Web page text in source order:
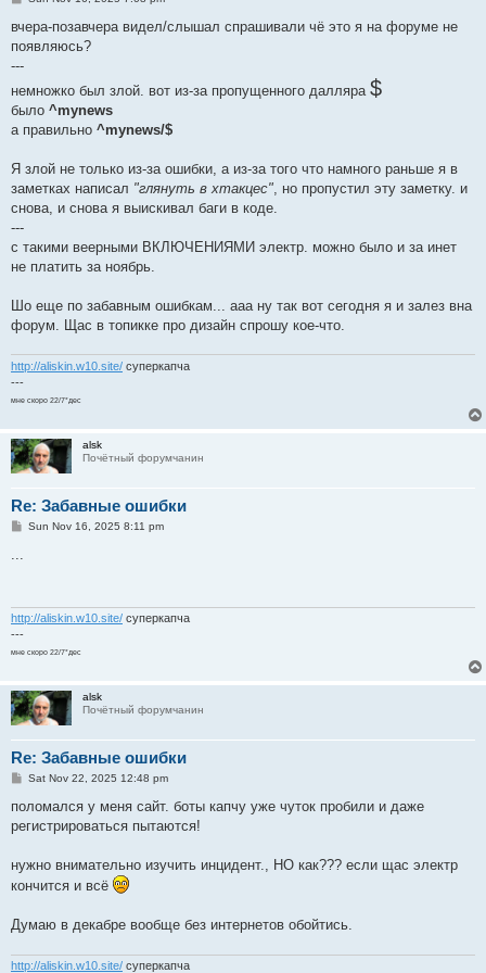
s
вчера-позавчера видел/слышал спрашивали чё это я на форуме не
появляюсь?
---
немножко был злой. вот из-за пропущенного далляра $
было ^mynews
а правильно ^mynews/$
Я злой не только из-за ошибки, а из-за того что намного раньше я в
заметках написал "глянуть в хтакцес" , но пропустил эту заметку. и
снова, и снова я выискивал баги в коде.
---
с такими веерными ВКЛЮЧЕНИЯМИ электр. можно было и за инет
не платить за ноябрь.
Шо еще по забавным ошибкам... ааа ну так вот сегодня я и залез вна
форум. Щас в топикке про дизайн спрошу кое-что.
http://aliskin.w10.site/ суперкапча
---
мне скоро 22/7*дес
alsk
Почётный форумчанин
Re: Забавные ошибки
PSun Nov 16, 2025 8:11 pm
...
http://aliskin.w10.site/ суперкапча
---
мне скоро 22/7*дес
alsk
Почётный форумчанин
Re: Забавные ошибки
P
s
Sat Nov 22, 2025 12:48 pm
поломался у меня сайт. боты капчу уже чуток пробили и даже
регистрироваться пытаются!
нужно внимательно изучить инцидент., НО как??? если щас электр
кончится и всё
Думаю в декабре вообще без интернетов обойтись.
http://aliskin.w10.site/ суперкапча